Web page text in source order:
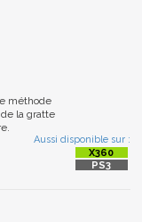
méthode
la gratte
Aussi disponible sur :